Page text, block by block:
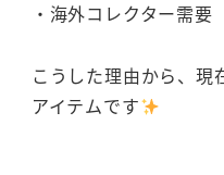
・海外コレクター需要
こうした理由から、現
アイテムです